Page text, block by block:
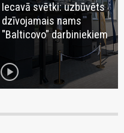
Iecavā svētki: uzbūvēts
dzīvojamais nams
"Balticovo" darbiniekiem
play_circle